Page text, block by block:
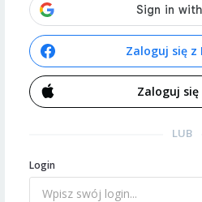
Zaloguj się z
Zaloguj się
LUB
Login